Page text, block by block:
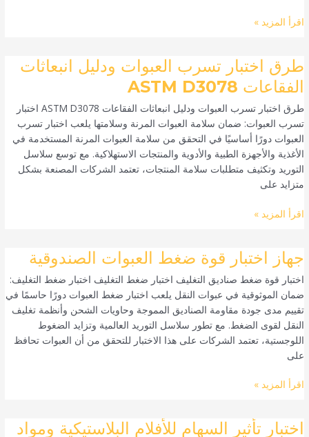
ASTM
اقرأ المزيد »
طرق اختبار تسرب العبوات ودليل انبعاثات
الفقاعات ASTM D3078
طرق اختبار تسرب العبوات ودليل انبعاثات الفقاعات ASTM D3078 اختبار
تسرب العبوات: ضمان سلامة العبوات المرنة وسلامتها يلعب اختبار تسرب
العبوات دورًا أساسيًا في التحقق من سلامة العبوات المرنة المستخدمة في
الأغذية والأجهزة الطبية والأدوية والمنتجات الاستهلاكية. مع توسع سلاسل
التوريد وتكثيف متطلبات سلامة المنتجات، تعتمد الشركات المصنعة بشكل
متزايد على
طرق
اختبار
تسرب
العبوات
ودليل
انبعاثات
الفقاعات
ASTM
D3078
اقرأ المزيد »
جهاز اختبار قوة ضغط العبوات الصندوقية
اختبار قوة ضغط صناديق التغليف اختبار ضغط التغليف اختبار ضغط التغليف:
ضمان الموثوقية في عبوات النقل يلعب اختبار ضغط العبوات دورًا حاسمًا في
تقييم مدى جودة مقاومة الصناديق المموجة وحاويات الشحن وأنظمة تغليف
النقل لقوى الضغط. مع تطور سلاسل التوريد العالمية وتزايد الضغوط
اللوجستية، تعتمد الشركات على هذا الاختبار للتحقق من أن العبوات تحافظ
على
جهاز
اختبار
قوة
ضغط
العبوات
الصندوقية
اقرأ المزيد »
اختبار تأثير السهام للأفلام البلاستيكية ومواد
اختبار